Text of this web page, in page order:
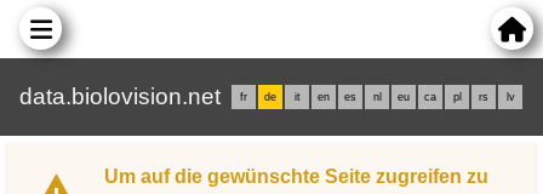
data.biolovision.net fr de it en es nl eu ca pl rs lv
Um auf die gewünschte Seite zugreifen zu